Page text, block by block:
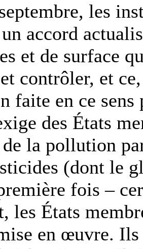
les
accord
et de surface
contrôler, et
faite en ce
des États
la pollution
(dont le
fois –
les États
en œuvre. Ils